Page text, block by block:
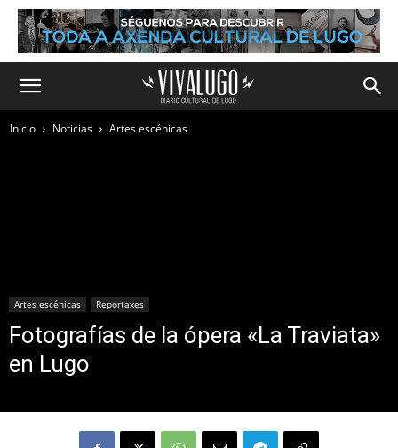
Inicio Noticias Artes escénicas
Artes escénicas Reportaxes
Fotografías de la ópera «La Traviata»
en Lugo